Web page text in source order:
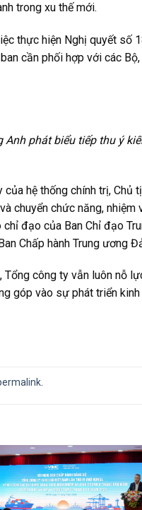
trong xu thế mới.
thực hiện Nghị quyết số
cần phối hợp với các
phát biểu tiếp thu ý
hệ thống chính trị, Chủ
chuyển chức năng,
đạo của Ban Chỉ đạo
Chấp hành Trung ương
công ty vẫn luôn nỗ
góp vào sự phát triển